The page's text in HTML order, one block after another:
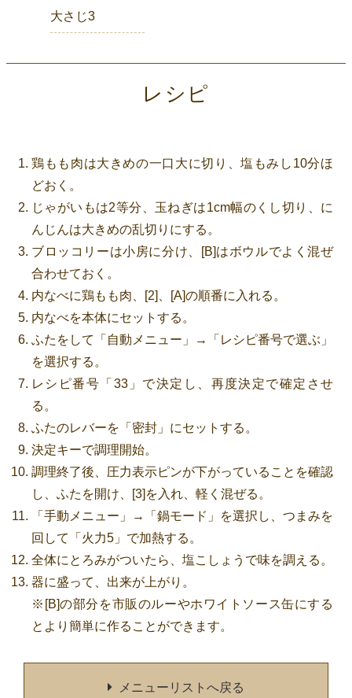
大さじ3
レシピ
鶏もも肉は大きめの一口大に切り、塩もみし10分ほ
どおく。
じゃがいもは2等分、玉ねぎは1cm幅のくし切り、に
んじんは大きめの乱切りにする。
ブロッコリーは小房に分け、[B]はボウルでよく混ぜ
合わせておく。
内なべに鶏もも肉、[2]、[A]の順番に入れる。
内なべを本体にセットする。
ふたをして「自動メニュー」→「レシピ番号で選ぶ」
を選択する。
レシピ番号「33」で決定し、再度決定で確定させ
る。
ふたのレバーを「密封」にセットする。
決定キーで調理開始。
調理終了後、圧力表示ピンが下がっていることを確認
し、ふたを開け、[3]を入れ、軽く混ぜる。
「手動メニュー」→「鍋モード」を選択し、つまみを
回して「火力5」で加熱する。
全体にとろみがついたら、塩こしょうで味を調える。
器に盛って、出来が上がり。
※[B]の部分を市販のルーやホワイトソース缶にする
とより簡単に作ることができます。
メニューリストへ戻る